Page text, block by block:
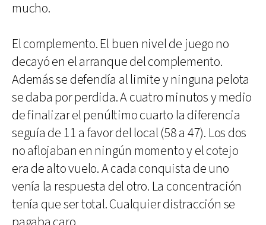
mucho.
El complemento. El buen nivel de juego no
decayó en el arranque del complemento.
Además se defendía al limite y ninguna pelota
se daba por perdida. A cuatro minutos y medio
de finalizar el penúltimo cuarto la diferencia
seguía de 11 a favor del local (58 a 47). Los dos
no aflojaban en ningún momento y el cotejo
era de alto vuelo. A cada conquista de uno
venía la respuesta del otro. La concentración
tenía que ser total. Cualquier distracción se